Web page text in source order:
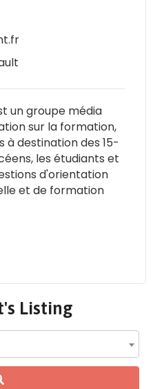
un groupe média
sur la formation,
à destination des 15-
les étudiants et
d'orientation
et de formation
Listing